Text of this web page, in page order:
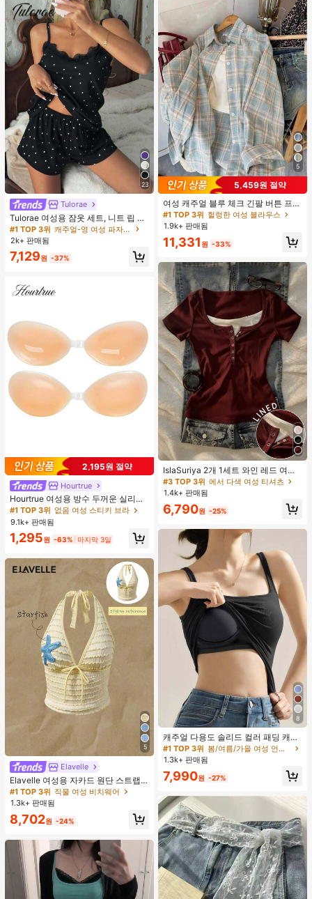
23
Tulorae
Tulorae 여성용 잠옷 세트, 니트 립 원
단, 하트 프린트 대비 레이스 트림, 로
맨틱 달콤 귀여운 섹시 캐미솔 & 반바
지 베이비돌 잠옷 세트 투피스 나이트
세트 섹시 잠옷 세트 여성용 잠옷 롬퍼
투피스 잠옷 세트 여성용 잠옷 세트 도
잠옷 세트 여성용 여름 세트 도트 반바
지 세트 여성용 잠옷 세트 반바지 잠옷
#1 TOP 3위
캐주얼-영 여성 파자마 세트
2k+ 판매됨
7,129원 -37%
2,195원 절약
Hourtrue
Hourtrue 여성용 방수 두꺼운 실리콘
가슴 페탈, 작은 가슴 리프트업 & 푸시
인용, 웨딩 촬영 및 들러리용
#1 TOP 3위 없음 여성 스티키 브라
9.1k+ 판매됨
1,295원 -63% 마지막 3일
5
Elavelle
Elavelle 여성용 자카드 원단 스트랩
불가사리 장식 홀터 탑, 봄/여름에 적
합 (탑만 포함, 반바지 미포함)
#1 TOP 3위 직물 여성 비치웨어
1.3k+ 판매됨
8,702원 -24%
5
5,459원 절약
여성 캐주얼 블루 체크 긴팔 버튼 프론
트 폴리에스터 셔츠, 레귤러 핏, 봄 의
류, 편안한 스타일
#1 TOP 3위 헐렁한 여성 블라우스
1.9k+ 판매됨
11,331 원 -33%
IslaSuriya 2개 1세트 와인 레드 여성
반팔 티셔츠
#3 TOP 3위 에서 다색 여성 티셔츠
1.4k+ 판매됨
6,790원 -25%
8
캐주얼 다용도 솔리드 컬러 패딩 캐미
솔
#1 TOP 3위
봄/여름/가을 여성 언더셔츠 상의
1.3k+ 판매됨
7,990원 -27%